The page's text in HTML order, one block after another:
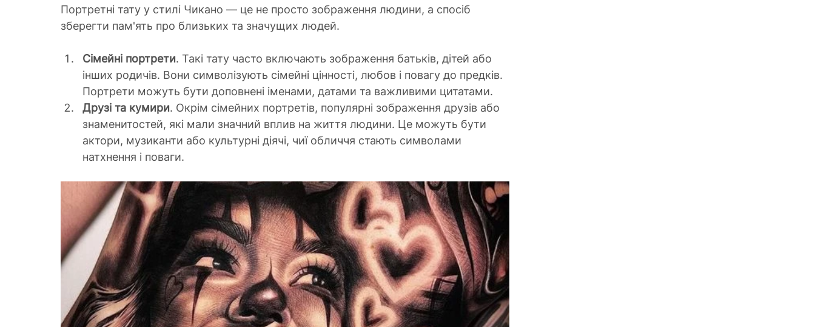
Портретні тату у стилі Чикано — це не просто зображення людини, а спосіб
зберегти пам'ять про близьких та значущих людей.
Сімейні портрети. Такі тату часто включають зображення батьків, дітей або
інших родичів. Вони символізують сімейні цінності, любов і повагу до предків.
Портрети можуть бути доповнені іменами, датами та важливими цитатами.
Друзі та кумири. Окрім сімейних портретів, популярні зображення друзів або
знаменитостей, які мали значний вплив на життя людини. Це можуть бути
актори, музиканти або культурні діячі, чиї обличчя стають символами
натхнення і поваги.